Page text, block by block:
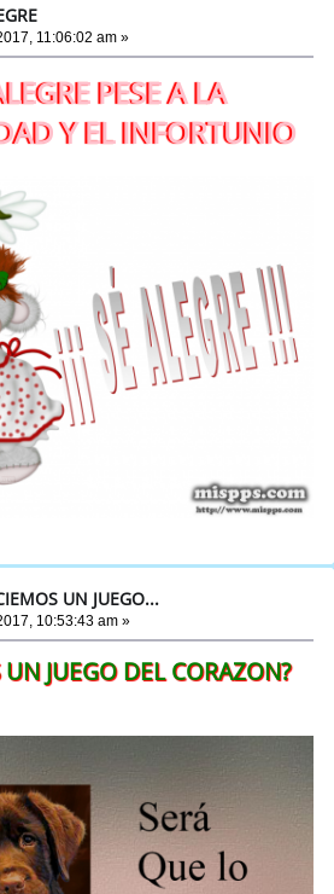
11:06:02 am »
PESE A LA
Y EL INFORTUNIO
UN JUEGO...
10:53:43 am »
JUEGO DEL CORAZON?